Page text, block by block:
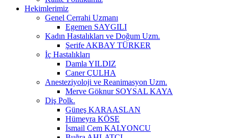
Hekimlerimiz
Genel Cerrahi Uzmanı
Egemen SAYGILI
Kadın Hastalıkları ve Doğum Uzm.
Şerife AKBAY TÜRKER
İç Hastalıkları
Damla YILDIZ
Caner ÇULHA
Anesteziyoloji ve Reanimasyon Uzm.
Merve Göknur SOYSAL KAYA
Diş Polk.
Güneş KARAASLAN
Hümeyra KÖSE
İsmail Cem KALYONCU